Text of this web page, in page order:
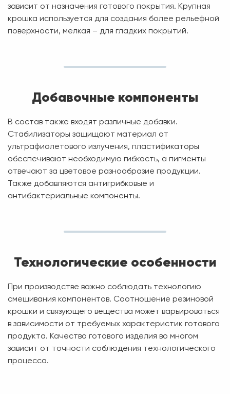
зависит от назначения готового покрытия. Крупная
крошка используется для создания более рельефной
поверхности, мелкая – для гладких покрытий.
Добавочные компоненты
В состав также входят различные добавки.
Стабилизаторы защищают материал от
ультрафиолетового излучения, пластификаторы
обеспечивают необходимую гибкость, а пигменты
отвечают за цветовое разнообразие продукции.
Также добавляются антигрибковые и
антибактериальные компоненты.
Технологические особенности
При производстве важно соблюдать технологию
смешивания компонентов. Соотношение резиновой
крошки и связующего вещества может варьироваться
в зависимости от требуемых характеристик готового
продукта. Качество готового изделия во многом
зависит от точности соблюдения технологического
процесса.